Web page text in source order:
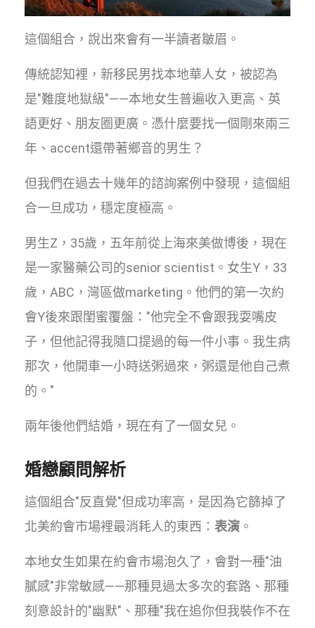
這個組合，說出來會有一半讀者皺眉。
傳統認知裡，新移民男找本地華人女，被認為
是"難度地獄級"——本地女生普遍收入更高、英
語更好、朋友圈更廣。憑什麼要找一個剛來兩三
年、accent還帶著鄉音的男生？
但我們在過去十幾年的諮詢案例中發現，這個組
合一旦成功，穩定度極高。
男生Z，35歲，五年前從上海來美做博後，現在
是一家醫藥公司的senior scientist。女生Y，33
歲，ABC，灣區做marketing。他們的第一次約
會Y後來跟閨蜜覆盤："他完全不會跟我耍嘴皮
子，但他記得我隨口提過的每一件小事。我生病
那次，他開車一小時送粥過來，粥還是他自己煮
的。"
兩年後他們結婚，現在有了一個女兒。
婚戀顧問解析
這個組合"反直覺"但成功率高，是因為它篩掉了
北美約會市場裡最消耗人的東西： 表演 。
本地女生如果在約會市場泡久了，會對一種"油
膩感"非常敏感——那種見過太多次的套路、那種
刻意設計的"幽默"、那種"我在追你但我裝作不在